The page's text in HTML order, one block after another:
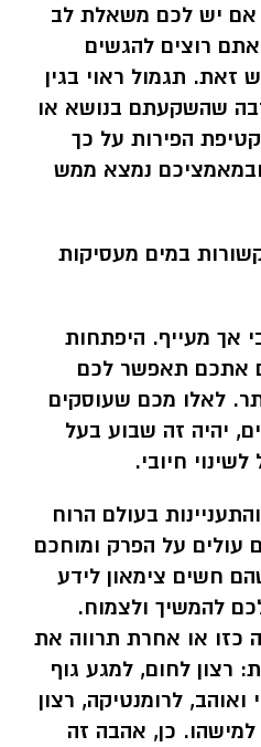
אם יש לכם משאלת לב
רוצים להגשים
זאת. תגמול ראוי בגין
שהשקעתם בנושא או
קטיפת הפירות על כך
נמצא ממש
במים מעסיקות
אך מעייף. היפתחות
אתכם תאפשר לכם
לאלו מכם שעוסקים
יהיה זה שבוע בעל
חיובי.
בעולם הרוח
עולים על הפרק ומוחכם
חשים צימאון לידע
להמשיך ולצמוח.
כזו או אחרת תרווה את
רצון לחום, למגע גוף
לרומנטיקה, רצון
כן, אהבה זה